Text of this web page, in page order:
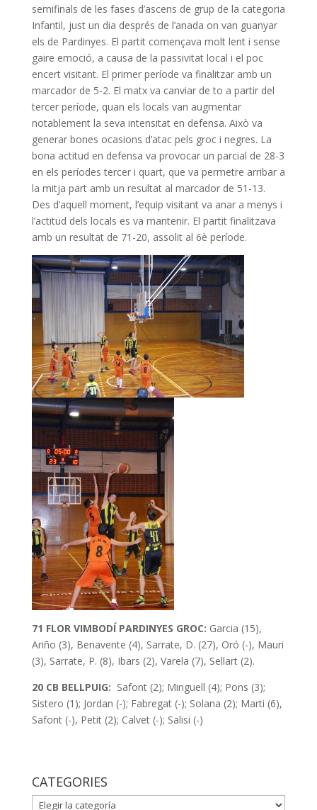
semifinals de les fases d’ascens de grup de la categoria
Infantil, just un dia després de l’anada on van guanyar
els de Pardinyes. El partit començava molt lent i sense
gaire emoció, a causa de la passivitat local i el poc
encert visitant. El primer període va finalitzar amb un
marcador de 5-2. El matx va canviar de to a partir del
tercer període, quan els locals van augmentar
notablement la seva intensitat en defensa. Això va
generar bones ocasions d’atac pels groc i negres. La
bona actitud en defensa va provocar un parcial de 28-3
en els períodes tercer i quart, que va permetre arribar a
la mitja part amb un resultat al marcador de 51-13.
Des d’aquell moment, l’equip visitant va anar a menys i
l’actitud dels locals es va mantenir. El partit finalitzava
amb un resultat de 71-20, assolit al 6è període.
71 FLOR VIMBODÍ PARDINYES GROC: Garcia (15),
Ariño (3), Benavente (4), Sarrate, D. (27), Oró (-), Mauri
(3), Sarrate, P. (8), Ibars (2), Varela (7), Sellart (2).
20 CB BELLPUIG: Safont (2); Minguell (4); Pons (3);
Sistero (1); Jordan (-); Fabregat (-); Solana (2); Marti (6),
Safont (-), Petit (2); Calvet (-); Salisi (-)
CATEGORIES
CATEGORIES